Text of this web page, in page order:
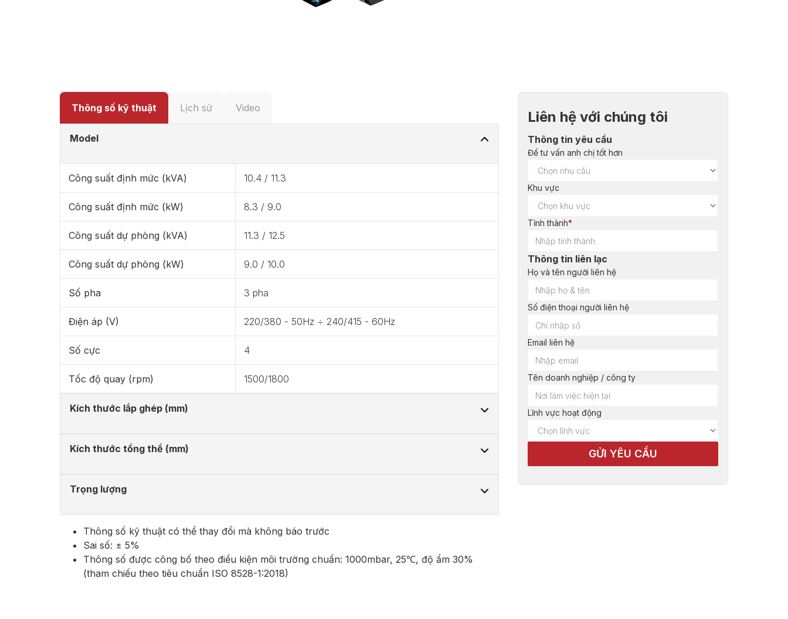
Thông số kỹ thuật Lịch sử Video
Model
Công suất định mức (kVA) 10.4 / 11.3
Công suất định mức (kW) 8.3 / 9.0
Công suất dự phòng (kVA) 11.3 / 12.5
Công suất dự phòng (kW) 9.0 / 10.0
Số pha 3 pha
Điện áp (V) 220/380 - 50Hz ÷ 240/415 - 60Hz
Số cực 4
Tốc độ quay (rpm) 1500/1800
Kích thước lắp ghép (mm)
Kích thước tổng thể (mm)
Trọng lượng
Thông số kỹ thuật có thể thay đổi mà không báo trước
Sai số: ± 5%
Thông số được công bố theo điều kiện môi trường chuẩn: 1000mbar, 25℃, độ ẩm 30%
(tham chiếu theo tiêu chuẩn ISO 8528-1:2018)
Liên hệ với chúng tôi
Thông tin yêu cầu
Để tư vấn anh chị tốt hơn
Khu vực
Tỉnh thành*
Thông tin liên lạc
Họ và tên người liên hệ
Số điện thoại người liên hệ
Email liên hệ
Tên doanh nghiệp / công ty
Lĩnh vực hoạt động